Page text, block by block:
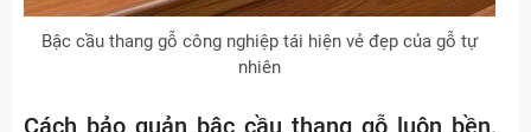
Bậc cầu thang gỗ công nghiệp tái hiện vẻ đẹp của gỗ tự
nhiên